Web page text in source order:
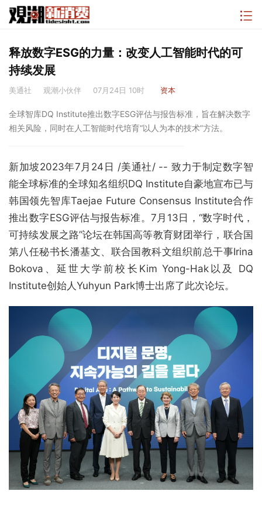
释放数字ESG的力量：改变人工智能时代的可
持续发展
美通社 观潮小伙伴 07月24日 10时 资本
全球智库DQ Institute推出数字ESG评估与报告标准，旨在解决数字
相关风险，同时在人工智能时代培育“以人为本的技术”方法。
新加坡2023年7月24日 /美通社/ -- 致力于制定数字智
能全球标准的全球知名组织DQ Institute自豪地宣布已与
韩国领先智库Taejae Future Consensus Institute合作
推出数字ESG评估与报告标准。7月13日，“数字时代，
可持续发展之路”论坛在韩国高等教育财团举行，联合国
第八任秘书长潘基文、联合国教科文组织前总干事Irina
Bokova、延世大学前校长Kim Yong-Hak以及 DQ
Institute创始人Yuhyun Park博士出席了此次论坛。